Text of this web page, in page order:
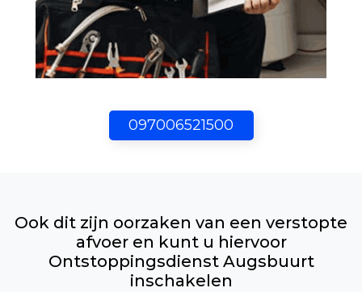
097006521500
Ook dit zijn oorzaken van een verstopte
afvoer en kunt u hiervoor
Ontstoppingsdienst Augsbuurt
inschakelen